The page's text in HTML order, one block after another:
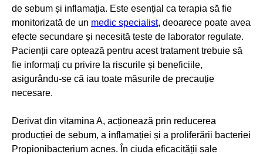
de sebum și inflamația. Este esențial ca terapia să fie
monitorizată de un medic specialist, deoarece poate avea
efecte secundare și necesită teste de laborator regulate.
Pacienții care optează pentru acest tratament trebuie să
fie informați cu privire la riscurile și beneficiile,
asigurându-se că iau toate măsurile de precauție
necesare.
Derivat din vitamina A, acționează prin reducerea
producției de sebum, a inflamației și a proliferării bacteriei
Propionibacterium acnes. În ciuda eficacității sale